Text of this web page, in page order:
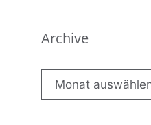
Archive
Archive